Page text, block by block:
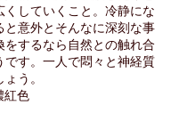
していくこと。冷静にな
と意外とそんなに深刻な事
するなら自然との触れ合
です。一人で悶々と神経質
う。
紅色